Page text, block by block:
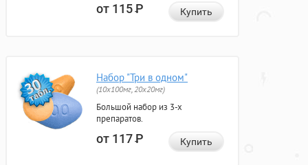
от 115Р Купить
Набор "Три в одном"
(10x100мг, 20x20мг)
Большой набор из 3-х
препаратов.
от 117Р Купить